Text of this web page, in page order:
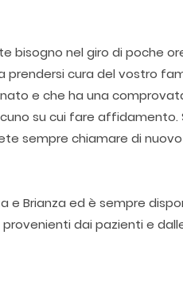
bisogno nel giro di poche
prendersi cura del vostro
e che ha una
su cui fare affidamento.
sempre chiamare di nuovo
e Brianza ed è sempre
dai pazienti e